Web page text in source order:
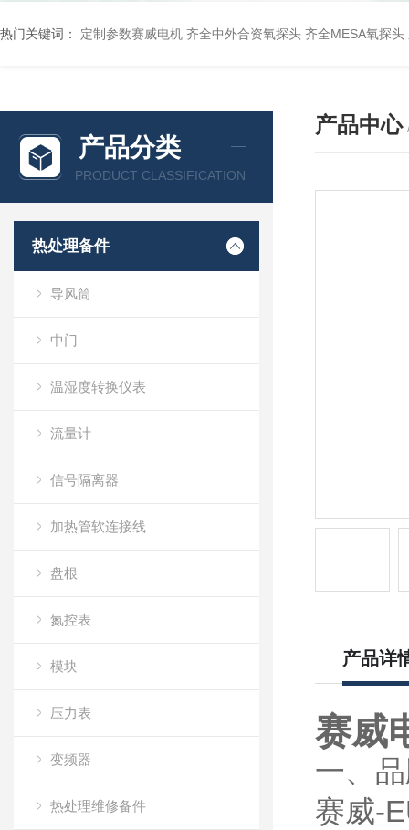
热门关键词： 定制参数赛威电机 齐全中外合资氧探头 齐全MESA氧探头
产品分类
PRODUCT CLASSIFICATION
热处理备件
导风筒
中门
温湿度转换仪表
流量计
信号隔离器
加热管软连接线
盘根
氮控表
模块
压力表
变频器
热处理维修备件
产品中心
产品详
赛威
一、
赛威-